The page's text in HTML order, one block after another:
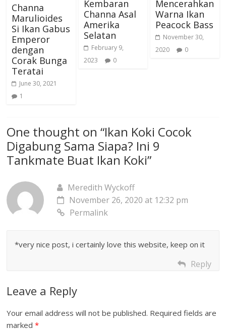
Channa
Marulioides
Si Ikan Gabus
Emperor
dengan
Corak Bunga
Teratai
June 30, 2021
1
Kembaran
Channa Asal
Amerika
Selatan
February 9,
2023
0
Mencerahkan
Warna Ikan
Peacock Bass
November 30,
2020
0
One thought on “Ikan Koki Cocok
Digabung Sama Siapa? Ini 9
Tankmate Buat Ikan Koki”
Meredith Wyckoff
November 26, 2020 at 12:32 pm
Permalink
*very nice post, i certainly love this website, keep on it
Reply
Leave a Reply
Your email address will not be published. Required fields are
marked*